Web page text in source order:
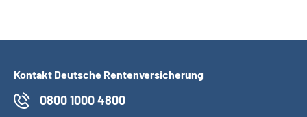
Kontakt Deutsche Rentenversicherung
0800 1000 4800